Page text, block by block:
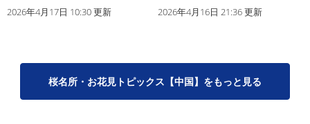
2026年4月17日 10:30 更新 2026年4月16日 21:36 更新
桜名所・お花見トピックス【中国】をもっと見る